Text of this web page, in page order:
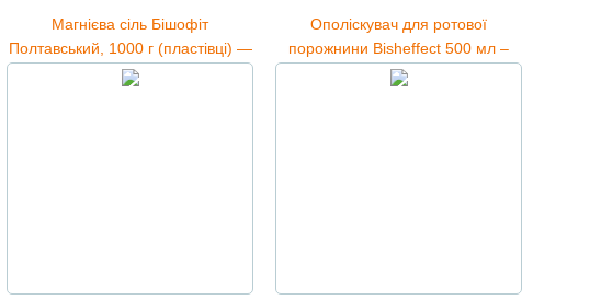
Магнієва сіль Бішофіт
Полтавський, 1000 г (пластівці) —
морський аромат, розслаблення
Ополіскувач для ротової
порожнини Bisheffect 500 мл –
Бішофіт Полтавський, для ясен і